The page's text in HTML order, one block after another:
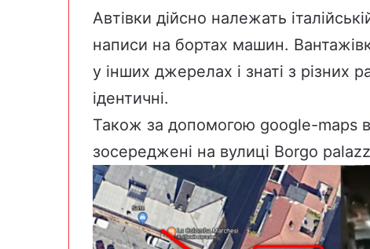
Автівки дійсно належать
написи на бортах машин.
у інших джерелах і знаті з різних
ідентичні.
Також за допомогою google-mаps
зосереджені на вулиці Borgo